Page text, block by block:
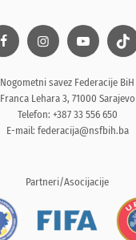
Nogometni savez Federacije BiH
Franca Lehara 3, 71000 Sarajevo
Telefon: +387 33 556 650
E-mail: federacija@nsfbih.ba
Partneri/Asocijacije